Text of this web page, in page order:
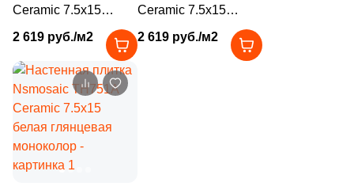
Zodiac Ceramica ( 5)
Керамогранит из Китая (
Нефрит Керамика (
Роскошная мозаика (
ТОНОМОЗАИК ООО (
Ceramic 7.5x15
бежевая глянцевая
моноколор
2 619 руб./м2
Ceramic 7.5x15
черная глянцевая
моноколор
2 619 руб./м2